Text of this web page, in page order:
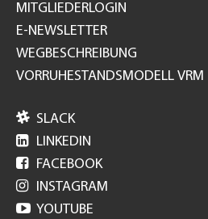
MITGLIEDERLOGIN
E-NEWSLETTER
WEGBESCHREIBUNG
VORRUHESTANDSMODELL VRM
 SLACK
 LINKEDIN
 FACEBOOK
 INSTAGRAM
 YOUTUBE